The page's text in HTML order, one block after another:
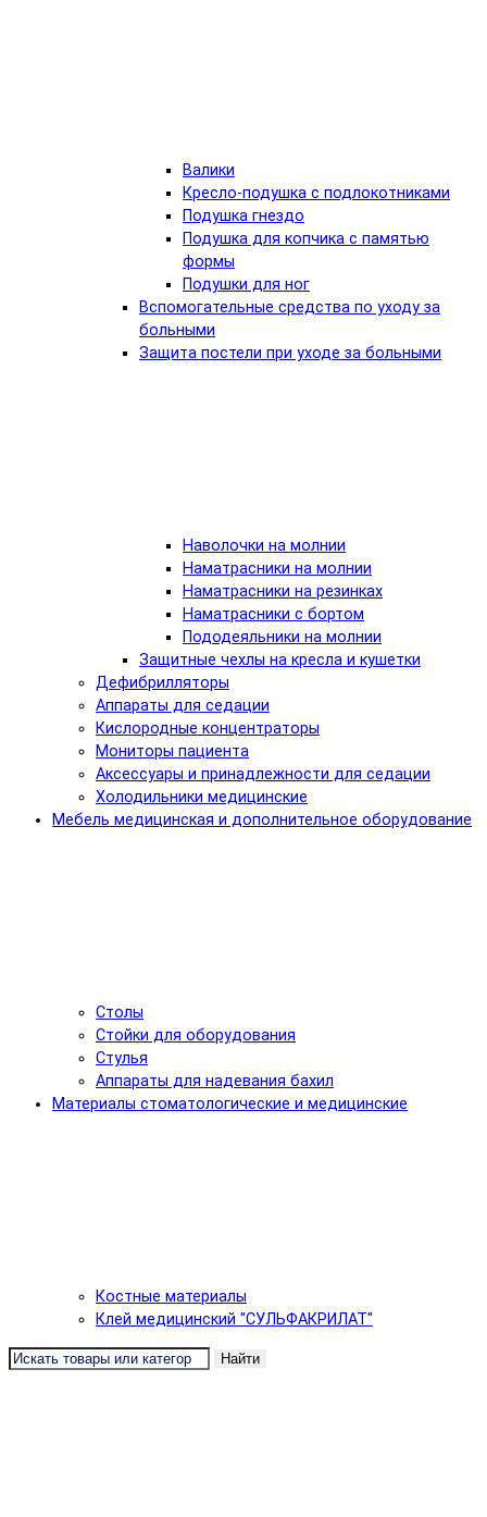
Валики
Кресло-подушка с подлокотниками
Подушка гнездо
Подушка для копчика с памятью
формы
Подушки для ног
Вспомогательные средства по уходу за
больными
Защита постели при уходе за больными
Наволочки на молнии
Наматрасники на молнии
Наматрасники на резинках
Наматрасники с бортом
Пододеяльники на молнии
Защитные чехлы на кресла и кушетки
Дефибрилляторы
Аппараты для седации
Кислородные концентраторы
Мониторы пациента
Аксессуары и принадлежности для седации
Холодильники медицинские
Мебель медицинская и дополнительное оборудование
Столы
Стойки для оборудования
Стулья
Аппараты для надевания бахил
Материалы стоматологические и медицинские
Костные материалы
Клей медицинский "СУЛЬФАКРИЛАТ"
Найти